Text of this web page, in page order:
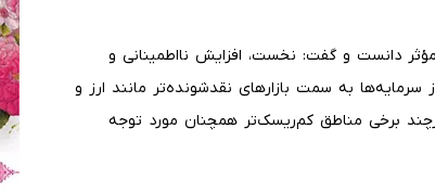
دانست و گفت: نخست، افزایش نااطمینانی و
سرمایه‌ها به سمت بازارهای نقدشونده‌تر مانند ارز و
برخی مناطق کم‌ریسک‌تر همچنان مورد توجه